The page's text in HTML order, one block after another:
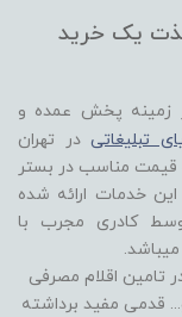
لذت یک خرید
زمینه پخش عمده و
تبلیغاتیدر تهران
قیمت مناسب در بستر
خدمات ارائه شده
کادری مجرب با
تامین اقلام مصرفی
قدمی مفید برداشته